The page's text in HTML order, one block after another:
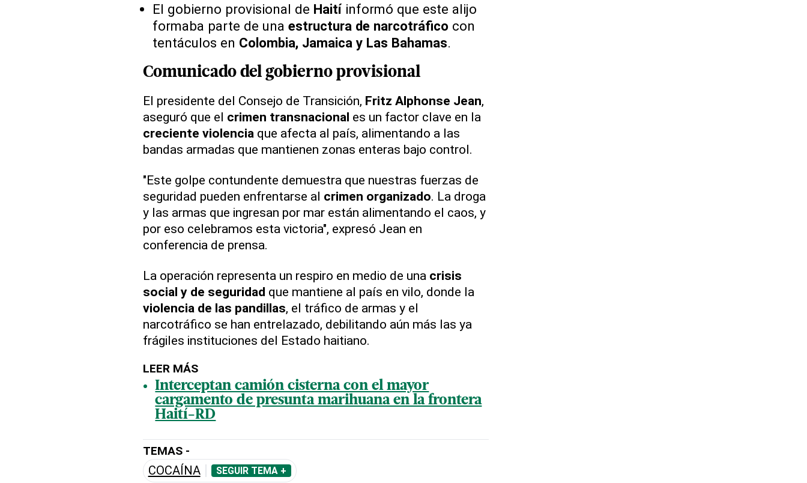
El gobierno provisional de Haitíinformó que este alijo
formaba parte de una estructura de narcotráfico con
tentáculos en Colombia, Jamaica y Las Bahamas.
Comunicado del gobierno provisional
El presidente del Consejo de Transición, Fritz Alphonse Jean,
aseguró que el crimen transnacional es un factor clave en la
creciente violencia que afecta al país, alimentando a las
bandas armadas que mantienen zonas enteras bajo control.
"Este golpe contundente demuestra que nuestras fuerzas de
seguridad pueden enfrentarse al crimen organizado. La droga
y las armas que ingresan por mar están alimentando el caos, y
por eso celebramos esta victoria", expresó Jean en
conferencia de prensa.
La operación representa un respiro en medio de una crisis
social y de seguridad que mantiene al país en vilo, donde la
violencia de las pandillas, el tráfico de armas y el
narcotráfico se han entrelazado, debilitando aún más las ya
frágiles instituciones del Estado haitiano.
LEER MÁS
Interceptan camión cisterna con el mayor
cargamento de presunta marihuana en la frontera
Haití-RD
TEMAS -
COCAÍNA SEGUIR TEMA +